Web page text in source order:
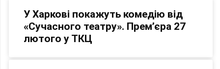
У Харкові покажуть комедію від
«Сучасного театру». Прем’єра 27
лютого у ТКЦ